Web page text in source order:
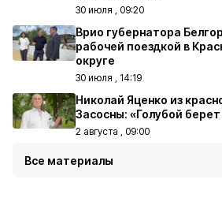
30 июля , 09:20
Врио губернатора
рабочей поездкой в
округе
30 июля , 14:19
Николай Яценко из
Засосны: «Голубой
2 августа , 09:00
Все материалы